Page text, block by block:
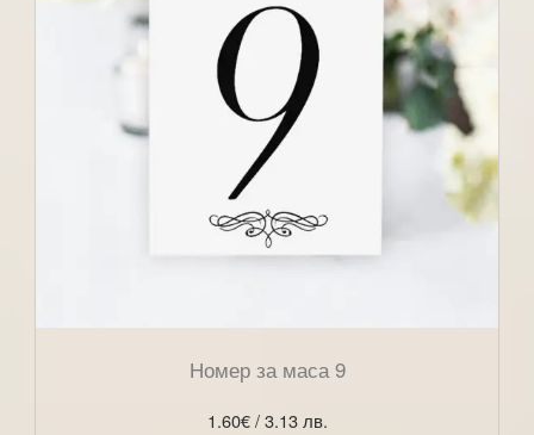
Номер за маса 9
1.60€/ 3.13 лв.